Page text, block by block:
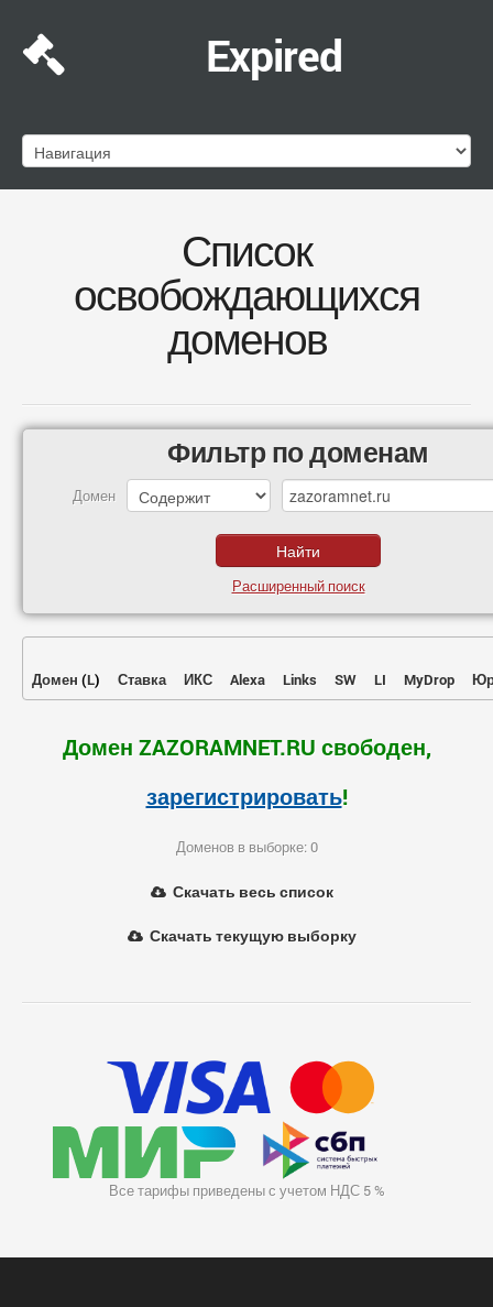
Expired
Список
освобождающихся
доменов
Фильтр по доменам
Домен
Расширенный поиск
Домен (L) Ставка ИКС Alexa Links SW LI MyDrop
Домен ZAZORAMNET.RU свободен,
зарегистрировать!
Доменов в выборке: 0
Скачать весь список
Скачать текущую выборку
Все тарифы приведены с учетом НДС 5 %